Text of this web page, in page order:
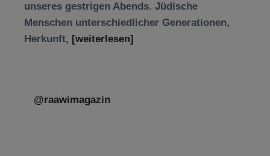
unseres gestrigen Abends. Jüdische
Menschen unterschiedlicher Generationen,
Herkunft, [weiterlesen]
@raawimagazin